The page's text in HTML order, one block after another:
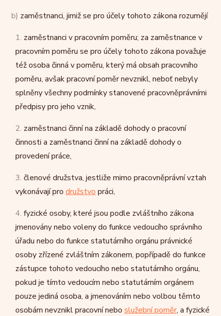
b) zaměstnanci, jimiž se pro účely tohoto zákona rozumějí
1. zaměstnanci v pracovním poměru; za zaměstnance v
pracovním poměru se pro účely tohoto zákona považuje
též osoba činná v poměru, který má obsah pracovního
poměru, avšak pracovní poměr nevznikl, neboť nebyly
splněny všechny podmínky stanovené pracovněprávními
předpisy pro jeho vznik,
2. zaměstnanci činní na základě dohody o pracovní
činnosti a zaměstnanci činní na základě dohody o
provedení práce,
3. členové družstva, jestliže mimo pracovněprávní vztah
vykonávají pro družstvo práci,
4. fyzické osoby, které jsou podle zvláštního zákona
jmenovány nebo voleny do funkce vedoucího správního
úřadu nebo do funkce statutárního orgánu právnické
osoby zřízené zvláštním zákonem, popřípadě do funkce
zástupce tohoto vedoucího nebo statutárního orgánu,
pokud je tímto vedoucím nebo statutárním orgánem
pouze jediná osoba, a jmenováním nebo volbou těmto
osobám nevznikl pracovní nebo služební poměr, a fyzické